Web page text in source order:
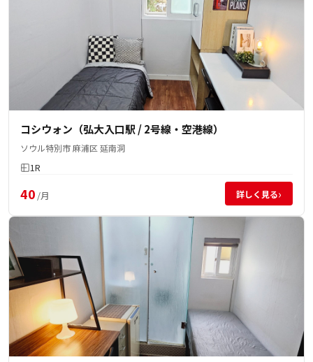
コシウォン（弘大入口駅 / 2号線・空港線）
ソウル特別市 麻浦区 延南洞
1R
40 /月 詳しく見る›